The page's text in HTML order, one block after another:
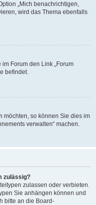
„Mich benachrichtigen,
wird das Thema ebenfalls
Forum den Link „Forum
befindet.
möchten, so können Sie dies im
verwalten“ machen.
zulässig?
zulassen oder verbieten.
Sie anhängen können und
bitte an die Board-